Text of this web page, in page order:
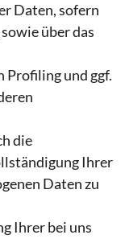
Daten, sofern
über das
Profiling und ggf.
die
Ihrer
Daten zu
Ihrer bei uns